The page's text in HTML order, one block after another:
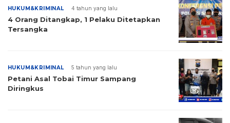
HUKUM&KRIMINAL 4 tahun yang lalu
4 Orang Ditangkap, 1 Pelaku Ditetapkan
Tersangka
HUKUM&KRIMINAL 5 tahun yang lalu
Petani Asal Tobai Timur Sampang
Diringkus